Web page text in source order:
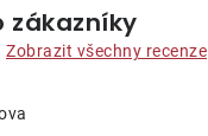
zákazníky
Zobrazit všechny recenze